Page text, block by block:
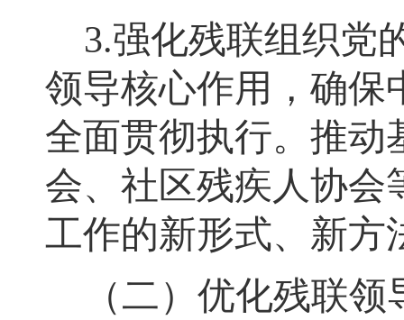
3.强化残联组织党
领导核心作用，确保
全面贯彻执行。 推动
会、社区残疾人协会
工作的新形式、新方
（二）优化残联